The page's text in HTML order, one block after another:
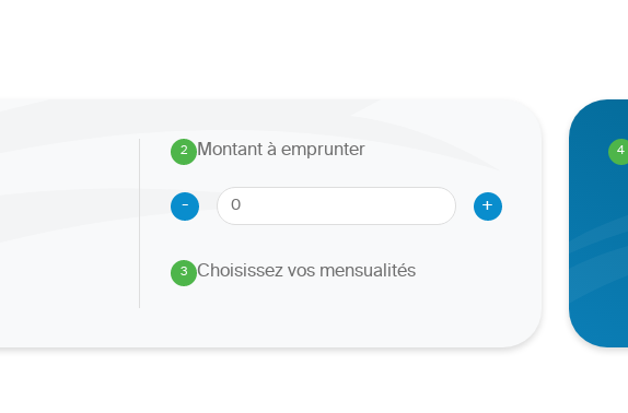
2
.
Montant à emprunter
-
+
3
. Choisissez vos mensualités
4
.